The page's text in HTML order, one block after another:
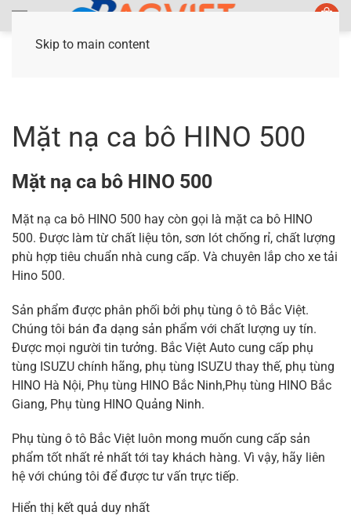
Skip to main content
Mặt nạ ca bô HINO 500
Mặt nạ ca bô HINO 500
Mặt nạ ca bô HINO 500 hay còn gọi là mặt ca bô HINO
500. Được làm từ chất liệu tôn, sơn lót chống rỉ, chất lượng
phù hợp tiêu chuẩn nhà cung cấp. Và chuyên lắp cho xe tải
Hino 500.
Sản phẩm được phân phối bởi phụ tùng ô tô Bắc Việt.
Chúng tôi bán đa dạng sản phẩm với chất lượng uy tín.
Được mọi người tin tưởng. Bắc Việt Auto cung cấp phụ
tùng ISUZU chính hãng, phụ tùng ISUZU thay thế, phụ tùng
HINO Hà Nội, Phụ tùng HINO Bắc Ninh,Phụ tùng HINO Bắc
Giang, Phụ tùng HINO Quảng Ninh.
Phụ tùng ô tô Bắc Việt luôn mong muốn cung cấp sản
phẩm tốt nhất rẻ nhất tới tay khách hàng. Vì vậy, hãy liên
hệ với chúng tôi để được tư vấn trực tiếp.
Hiển thị kết quả duy nhất